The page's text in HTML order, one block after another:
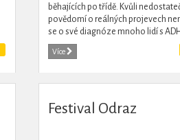
běhajících po třídě. Kvůli
povědomí o reálných projevech
se o své diagnóze mnoho lidí s
nikdy ani nedozví. Projekt Můj
mozek je zdrojem informací a...
Více
Festival Odraz